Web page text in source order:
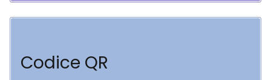
Codice QR